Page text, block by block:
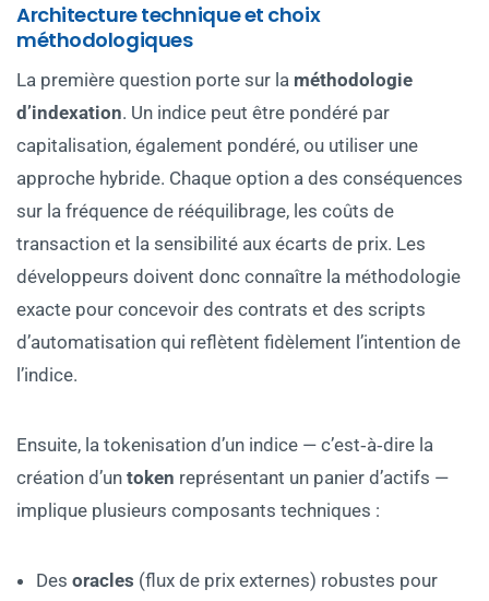
Architecture technique et choix
méthodologiques
La première question porte sur la méthodologie
d’indexation. Un indice peut être pondéré par
capitalisation, également pondéré, ou utiliser une
approche hybride. Chaque option a des conséquences
sur la fréquence de rééquilibrage, les coûts de
transaction et la sensibilité aux écarts de prix. Les
développeurs doivent donc connaître la méthodologie
exacte pour concevoir des contrats et des scripts
d’automatisation qui reflètent fidèlement l’intention de
l’indice.
Ensuite, la tokenisation d’un indice — c’est‑à‑dire la
création d’un token représentant un panier d’actifs —
implique plusieurs composants techniques :
Des oracles (flux de prix externes) robustes pour